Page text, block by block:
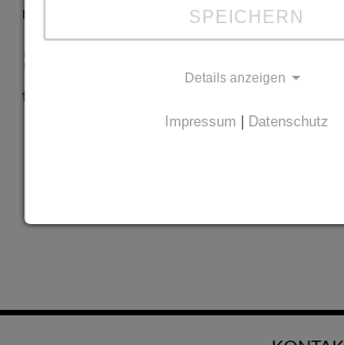
meyer@mediaworldgmbh.de
tipps@stadtglanz.de
SPEICHERN
Details anzeigen
Impressum | Datenschutz